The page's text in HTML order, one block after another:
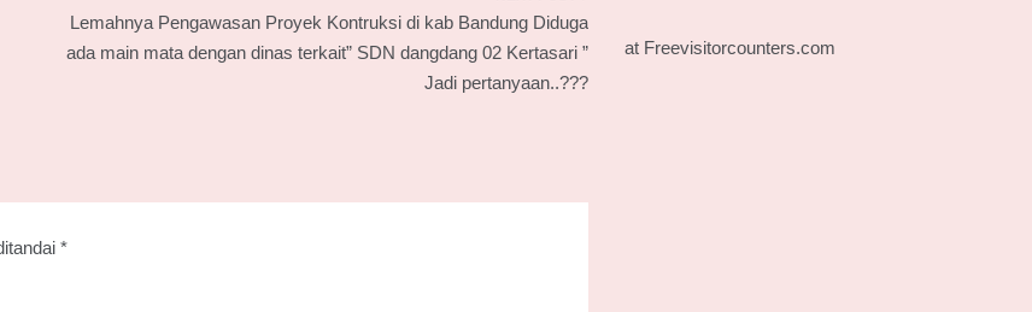
Lemahnya Pengawasan Proyek Kontruksi di kab Bandung Diduga
ada main mata dengan dinas terkait” SDN dangdang 02 Kertasari ”
Jadi pertanyaan..???
*
at Freevisitorcounters.com